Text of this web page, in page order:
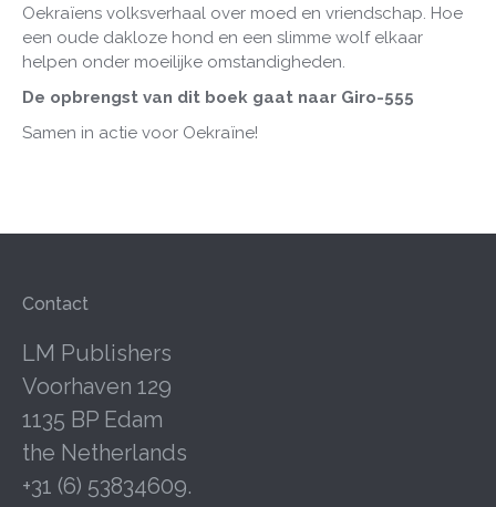
Oekraïens volksverhaal over moed en vriendschap. Hoe
een oude dakloze hond en een slimme wolf elkaar
helpen onder moeilijke omstandigheden.
De opbrengst van dit boek gaat naar Giro-555
Samen in actie voor Oekraïne!
Contact
LM Publishers
Voorhaven 129
1135 BP Edam
the Netherlands
+31 (6) 53834609.